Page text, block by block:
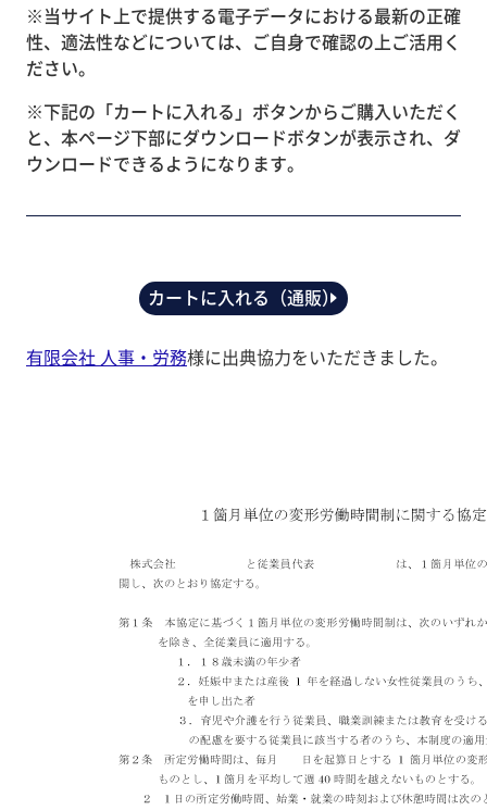
※当サイト上で提供する電子データにおける最新の正確
性、適法性などについては、ご自身で確認の上ご活用く
ださい。
※下記の「カートに入れる」ボタンからご購入いただく
と、本ページ下部にダウンロードボタンが表示され、ダ
ウンロードできるようになります。
カートに入れる（通販）
有限会社 人事・労務様に出典協力をいただきました。